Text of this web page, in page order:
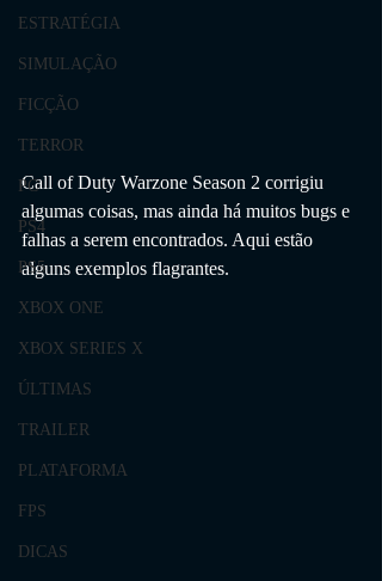
ESTRATÉGIA
SIMULAÇÃO
FICÇÃO
TERROR
PC
PS4
PS5
XBOX ONE
XBOX SERIES X
ÚLTIMAS
TRAILER
PLATAFORMA
FPS
DICAS
Call of Duty Warzone Season 2 corrigiu
algumas coisas, mas ainda há muitos bugs e
falhas a serem encontrados. Aqui estão
alguns exemplos flagrantes.